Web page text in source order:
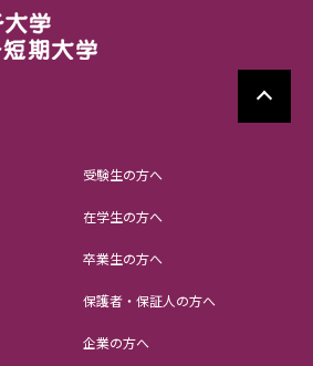
受験生の方へ
在学生の方へ
卒業生の方へ
保護者・保証人の方へ
企業の方へ